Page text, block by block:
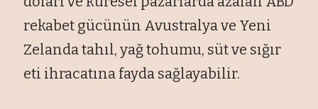
rekabet gücünün Avustralya ve Yeni
Zelanda tahıl, yağ tohumu, süt ve sığır
eti ihracatına fayda sağlayabilir.